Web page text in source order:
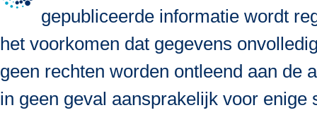
gepubliceerde informatie wordt
het voorkomen dat gegevens
geen rechten worden ontleend aan de
in geen geval aansprakelijk voor